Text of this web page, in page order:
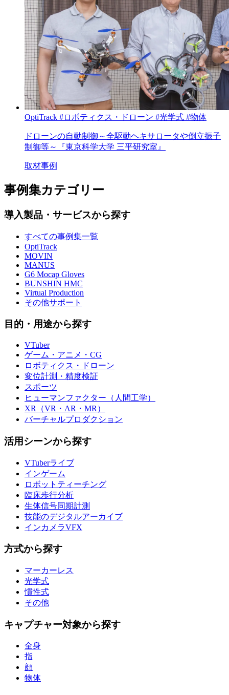
OptiTrack #ロボティクス・ドローン #光学式 #物体
ドローンの自動制御～全駆動ヘキサロータや倒立振子
制御等～『東京科学大学 三平研究室』
取材事例
事例集カテゴリー
導入製品・サービスから探す
すべての事例集一覧
OptiTrack
MOVIN
MANUS
G6 Mocap Gloves
BUNSHIN HMC
Virtual Production
その他サポート
目的・用途から探す
VTuber
ゲーム・アニメ・CG
ロボティクス・ドローン
変位計測・精度検証
スポーツ
ヒューマンファクター（人間工学）
XR（VR・AR・MR）
バーチャルプロダクション
活用シーンから探す
VTuberライブ
インゲーム
ロボットティーチング
臨床歩行分析
生体信号同期計測
技能のデジタルアーカイブ
インカメラVFX
方式から探す
マーカーレス
光学式
慣性式
その他
キャプチャー対象から探す
全身
指
顔
物体